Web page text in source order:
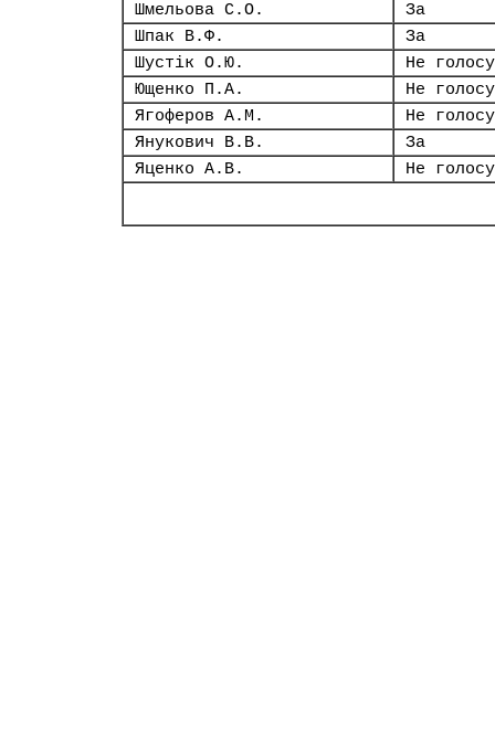
Шмельова С.О.
За
Шпак В.Ф.
За
Шустік О.Ю.
Не
Ющенко П.А.
Не
Ягоферов А.М.
Не
Янукович В.В.
За
Яценко А.В.
Не